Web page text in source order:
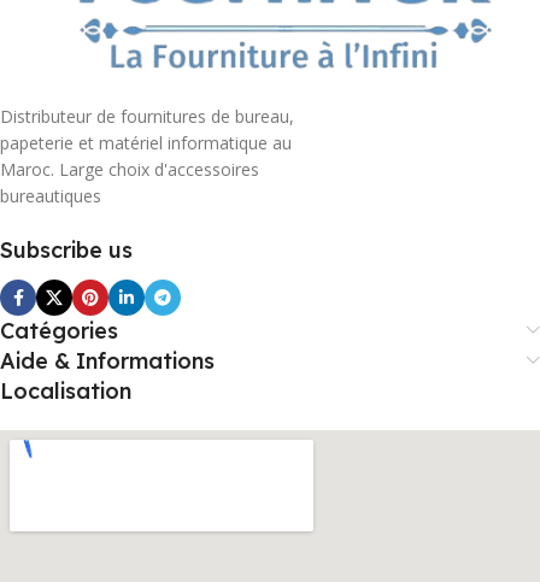
Distributeur de fournitures de bureau,
papeterie et matériel informatique au
Maroc. Large choix d'accessoires
bureautiques
Subscribe us
Catégories
Aide & Informations
Localisation